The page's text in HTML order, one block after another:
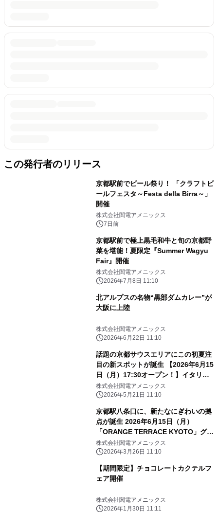
この発行者のリリース
京都駅前でビール祭り！ 「クラフトビ
ールフェスタ～Festa della Birra～」
開催
株式会社関電アメニックス
7日前
京都駅前で極上黒毛和牛と旬の京都野
菜を堪能！夏限定『Summer Wagyu
Fair』開催
株式会社関電アメニックス
2026年7月8日 11:10
北アルプスの名物“黒部ダムカレー”が
大阪に上陸
株式会社関電アメニックス
2026年6月22日 11:10
話題の京都サウスエリアにこの初夏注
目の新スポットが誕生 【2026年6月15
日（月）17:30オープン！】イタリア
ンビストロダイニング「ORANGE
TERRACE KYOTO」
株式会社関電アメニックス
2026年5月21日 11:10
京都駅八条口に、新たなにぎわいの拠
点が誕生 2026年6月15日（月）
「ORANGE TERRACE KYOTO」グラ
ンドオープン
株式会社関電アメニックス
2026年3月26日 11:10
【期間限定】チョコレートカクテルフ
ェア開催
株式会社関電アメニックス
2026年1月30日 11:11